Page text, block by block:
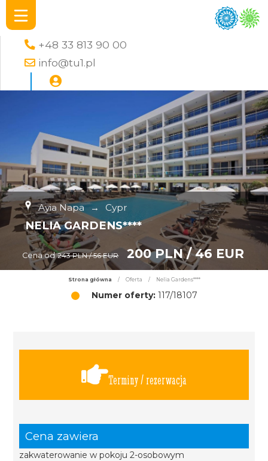
+48 33 813 90 00
info@tu1.pl
Ayia Napa → Cypr
NELIA GARDENS****
Cena od 243 PLN / 56 EUR 200 PLN / 46 EUR
Strona główna / Oferta / Nelia Gardens****
Numer oferty:117/18107
Terminy / rezerwacja
Cena zawiera
zakwaterowanie w pokoju 2-osobowym